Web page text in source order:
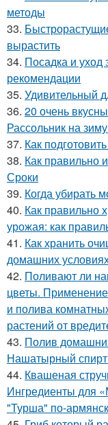
методы
33.
вырастить
34. Посадка и уход
рекомендации
35. Удивительный
36. 20 очень
Рассольник на
37. Как
38. Как правильно
Сроки
39. Когда убирать
40. Как правильно
урожая: как
41. Как хранить
домашних
42. Поливают ли
цветы.
и полива
растений от
43. Полив
Нашатырный
44. Квашеная
Ингредиенты для
"Турша" по-